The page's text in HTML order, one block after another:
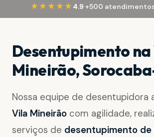
★★★★★ 4.9·+500
Desentupimento
Mineirão,
Nossa equipe de desentupidora
Vila Mineirão com agilidade,
serviços de desentupimento de